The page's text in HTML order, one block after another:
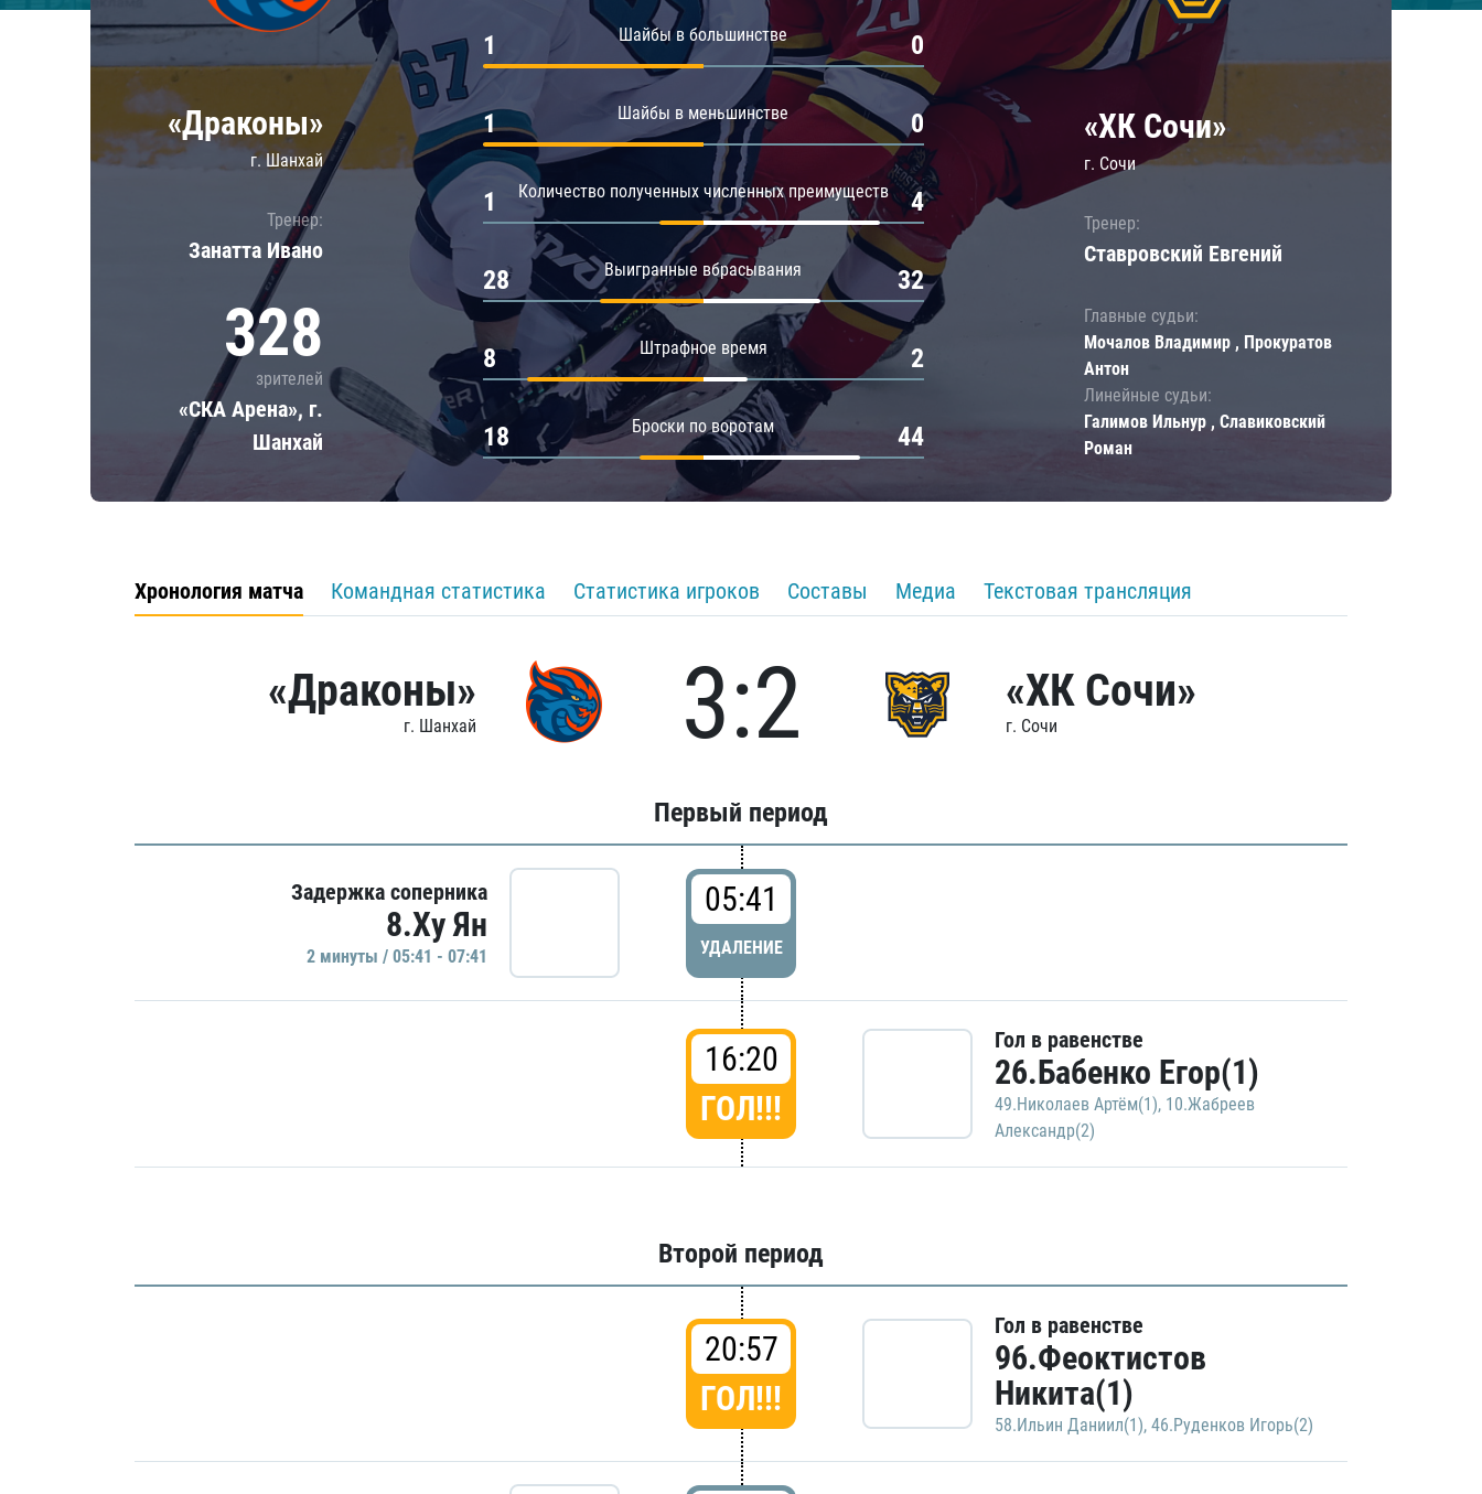
Локомотив
Шанхайские Драконы
Амур
Барыс
Салават Юлаев
«Драконы»
г. Шанхай
Тренер:
Занатта Иванo
328
зрителей
«СКА Арена», г.
Шанхай
Шайбы в большинстве
1 0
Шайбы в меньшинстве
1 0
Количество полученных численных преимуществ
1 4
Выигранные вбрасывания
28 32
Штрафное время
8 2
Броски по воротам
18 44
«ХК Сочи»
г. Сочи
Тренер:
Ставровский Евгений
Главные судьи:
Мочалов Владимир , Прокуратов
Антон
Линейные судьи:
Галимов Ильнур , Славиковский
Роман
Хронология матча Командная статистика Статистика игроков Составы Медиа Текстовая трансляция
«Драконы»
г. Шанхай 3:2 «ХК Сочи»
г. Сочи
Первый период
Задержка соперника
8.Ху Ян
2 минуты / 05:41 - 07:41
05:41
УДАЛЕНИЕ
16:20
ГОЛ!!!
Гол в равенстве
26.Бабенко Егор(1)
49.Николаев Артём(1), 10.Жабреев
Александр(2)
Второй период
20:57
ГОЛ!!!
Гол в равенстве
96.Феоктистов
Никита(1)
58.Ильин Даниил(1), 46.Руденков Игорь(2)